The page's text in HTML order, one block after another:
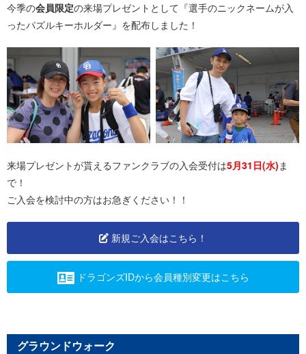
今季の会員限定の来場プレゼントとして『選手のニックネームが入
ったパズルキーホルダー』を配布しました！
来場プレゼントが貰えるファンクラブの入会受付は5月31日(水) ま
で！
ご入会を検討中の方はお急ぎください！！
新規ご入会はこちら！
ドラゴンズIDから会員種別変更はこちら
グラウンドウォーク